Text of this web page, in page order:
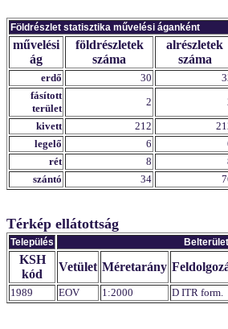
Földrészlet statisztika művelési áganként
művelési
ág
földrészletek
száma
alrészletek
száma
erdő 30
fásított
terület
2
kivett
212
legelő
6
rét
8
szántó
34
Térkép ellátottság
Település Belterület
KSH
kód
Vetület Méretarány
1989 EOV 1:2000 D ITR form.